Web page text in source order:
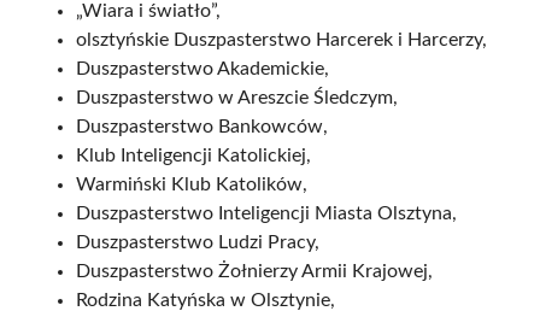
„Wiara i światło”,
olsztyńskie Duszpasterstwo Harcerek i Harcerzy,
Duszpasterstwo Akademickie,
Duszpasterstwo w Areszcie Śledczym,
Duszpasterstwo Bankowców,
Klub Inteligencji Katolickiej,
Warmiński Klub Katolików,
Duszpasterstwo Inteligencji Miasta Olsztyna,
Duszpasterstwo Ludzi Pracy,
Duszpasterstwo Żołnierzy Armii Krajowej,
Rodzina Katyńska w Olsztynie,